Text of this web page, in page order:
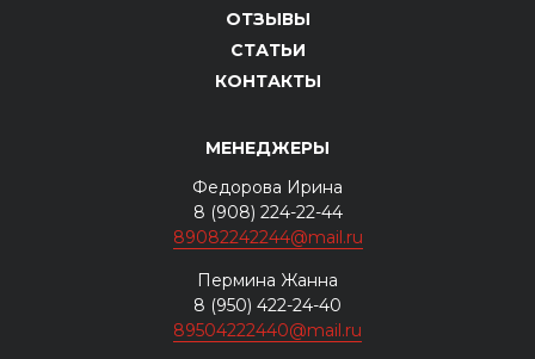
ОТЗЫВЫ
СТАТЬИ
КОНТАКТЫ
МЕНЕДЖЕРЫ
Федорова Ирина
8 (908) 224-22-44
89082242244@mail.ru
Пермина Жанна
8 (950) 422-24-40
89504222440@mail.ru